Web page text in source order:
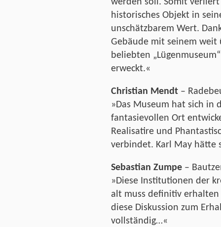
historisches Objekt in
unschätzbarem Wert.
Gebäude mit seinem weit
beliebten
erweckt.«
Christian Mendt –
»Das Museum hat sich in
fantasievollen Ort
Realisatire und
verbindet. Karl May hätte
Sebastian Zumpe –
»Diese Institutionen der
alt muss definitiv
diese Diskussion zum
vollständig…«